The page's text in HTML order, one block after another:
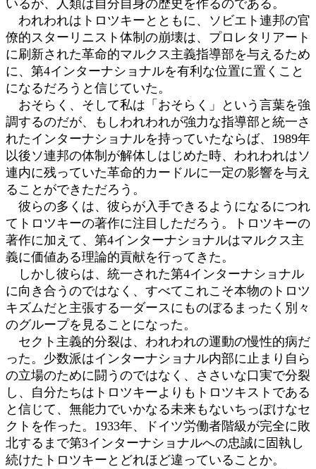
いるが、人類は自分自身の歴史を作るのである。
われわれはトロツキーとともに、ソビエト連邦の官
僚的スターリニスト体制の崩壊は、プロレタリアート
に刷新された革命的マルクス主義指導部を与えるため
に、第4インターナショナルを有利な位置に置くこと
になるだろうと信じていた。
おそらく、そして私は「おそらく」という言葉を強
調するのだが、もしわれわれが強力な指導部と統一さ
れたインターナショナルを持っていたならば、1989年
以後ソ連邦の体制が解体しはじめた時、われわれはソ
連内に残っていた革命的カードルに一定の影響を与え
ることができただろう。
彼らの多くは、彼らが入手できるようになるにつれ
てトロツキーの著作に注目しただろう。トロツキーの
著作に加えて、第4インターナショナルはマルクス主
義に価値ある理論的貢献を行ってきた。
しかし彼らは、統一された第4インターナショナル
に向き合うのではなく、すべてこれこそ本物のトロツ
キズムだと主張する一ダースにものぼるまったく別々
のグループを見ることになった。
セクト主義的分裂は、われわれの運動の慢性的病だ
った。少数派はインターナショナル内部に止まり自ら
の立場のために闘うのではなく、ささいな口実で分裂
し、自分たちはトロツキーよりもトロツキストである
と信じて、無能力でいかなる未来もないちっぽけなセ
クトを作った。1933年、ドイツ労働者階級が完全に敗
北するまで第3インターナショナルへの忠誠に固執し
続けたトロツキーとどれほど違っていることか。